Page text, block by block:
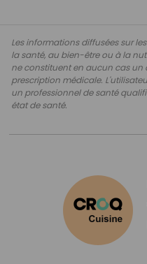
Les informations diffusées sur
la santé, au bien-être ou à la
ne constituent en aucun cas
prescription médicale.
un professionnel de santé
état de santé.